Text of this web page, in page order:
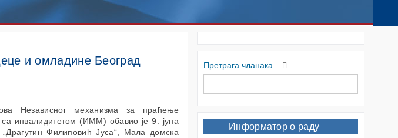
и омладине Београд
Независног механизма за праћење
инвалидитетом (ИММ) обавио је 9. јуна
Филиповић Јуса“, Мала домска
Претрага чланака ...
Информатор о раду